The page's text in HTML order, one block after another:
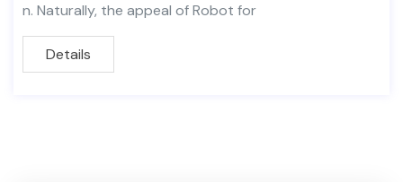
n. Naturally, the appeal of Robot for
Details